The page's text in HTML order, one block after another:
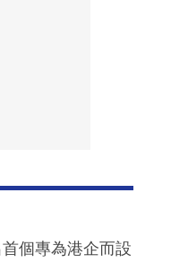
個專為港企而設